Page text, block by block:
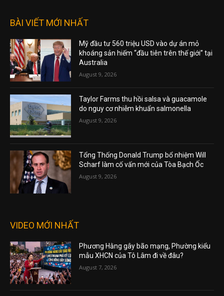
BÀI VIẾT MỚI NHẤT
Mỹ đầu tư 560 triệu USD vào dự án mỏ
khoáng sản hiếm “đầu tiên trên thế giới” tại
Australia
August 9, 2026
Taylor Farms thu hồi salsa và guacamole
do nguy cơ nhiễm khuẩn salmonella
August 9, 2026
Tổng Thống Donald Trump bổ nhiệm Will
Scharf làm cố vấn mới của Tòa Bạch Ốc
August 9, 2026
VIDEO MỚI NHẤT
Phương Hằng gây bão mạng, Phường kiểu
mẫu XHCN của Tô Lâm đi về đâu?
August 7, 2026